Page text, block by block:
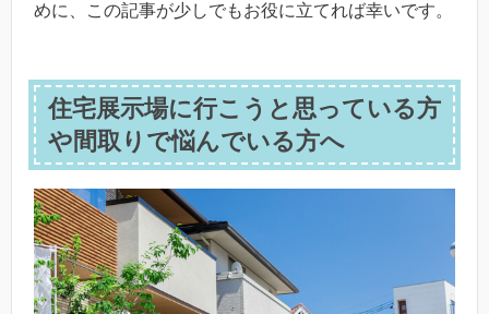
めに、この記事が少しでもお役に立てれば幸いです。
住宅展示場に行こうと思っている方
や間取りで悩んでいる方へ